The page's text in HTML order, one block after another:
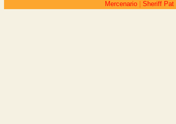
Mercenario| Sheriff Pat|